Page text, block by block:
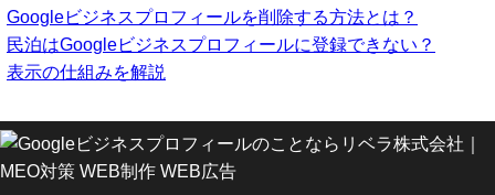
Googleビジネスプロフィールを削除する方法とは？
民泊はGoogleビジネスプロフィールに登録できない？
表示の仕組みを解説